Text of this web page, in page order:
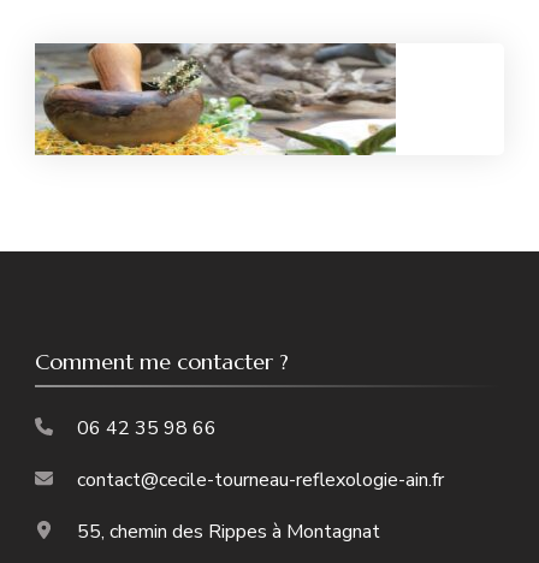
Comment me contacter ?
06 42 35 98 66
contact@cecile-tourneau-reflexologie-ain.fr
55, chemin des Rippes à Montagnat